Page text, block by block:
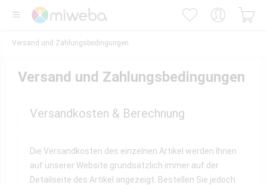
Versand und Zahlungsbedingungen
Versand und Zahlungsbedingungen
Versandkosten & Berechnung
Die Versandkosten des einzelnen Artikel werden Ihnen
auf unserer Website grundsätzlich immer auf der
Detailseite des Artikel angezeigt. Bestellen Sie jedoch